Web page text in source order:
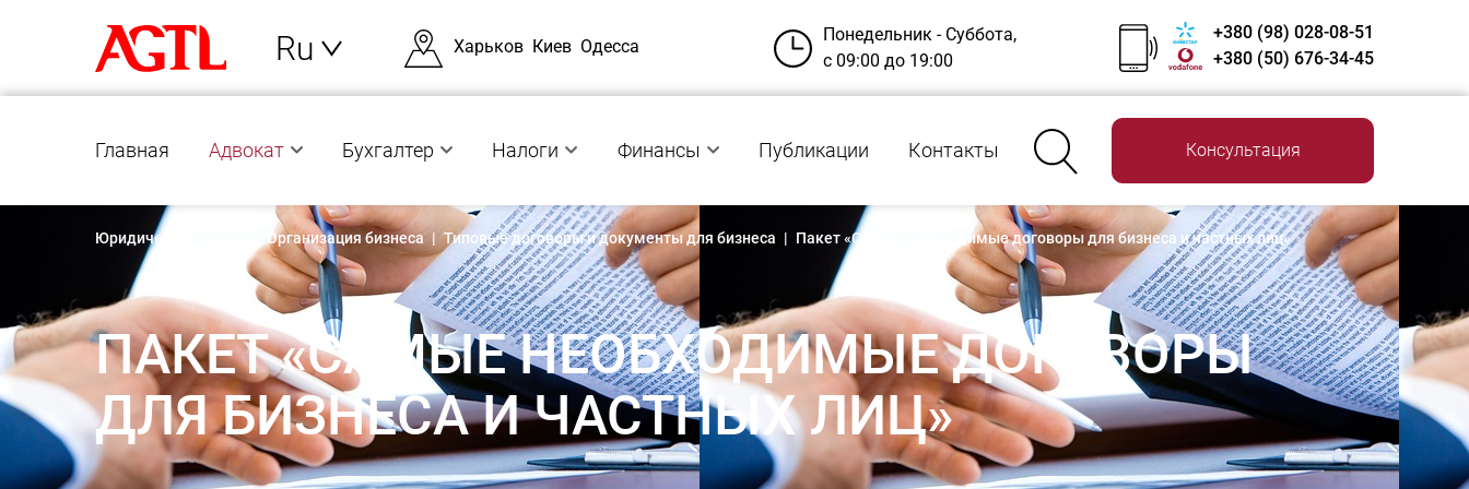
Ru Харьков Киев Одесса
Понедельник - Суббота,
с 09:00 до 19:00
+380 (98) 028-08-51
+380 (50) 676-34-45
Главная Адвокат Бухгалтер Налоги Финансы Публикации Контакты Консультация
Юридические услуги Организация бизнеса | Типовые договоры и документы для бизнеса | Пакет «Самые необходимые договоры для бизнеса и частных лиц»
ПАКЕТ «САМЫЕ НЕОБХОДИМЫЕ ДОГОВОРЫ
ДЛЯ БИЗНЕСА И ЧАСТНЫХ ЛИЦ»